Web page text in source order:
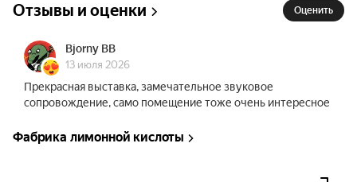
субъективному опыту представителей
впечатления, значимые воспоминания и
наивные мечты о будущем.
Отзывы и оценки Оценить
Bjorny BB
13 июля 2026
Прекрасная выставка, замечательное звуковое
сопровождение, само помещение тоже очень интересное
Фабрика лимонной кислоты